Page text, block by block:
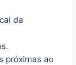
da
próximas ao